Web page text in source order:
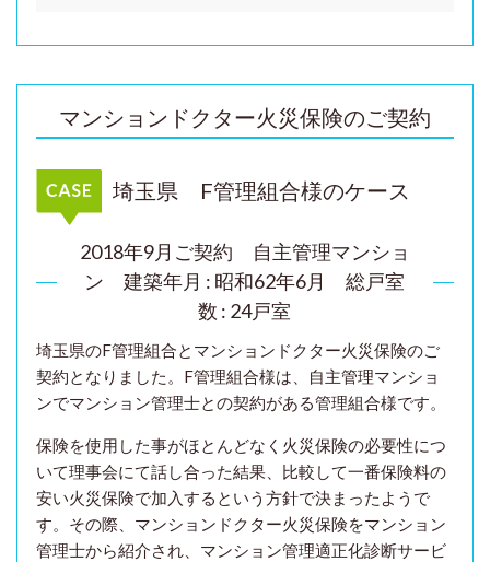
マンションドクター火災保険のご契約
埼玉県 F管理組合様のケース
2018年9月ご契約 自主管理マンショ
ン
建築年月 : 昭和62年6月 総戸室
数 : 24戸室
埼玉県のF管理組合とマンションドクター火災保険のご
契約となりました。F管理組合様は、自主管理マンショ
ンでマンション管理士との契約がある管理組合様です。
保険を使用した事がほとんどなく火災保険の必要性につ
いて理事会にて話し合った結果、比較して一番保険料の
安い火災保険で加入するという方針で決まったようで
す。その際、マンションドクター火災保険をマンション
管理士から紹介され、マンション管理適正化診断サービ